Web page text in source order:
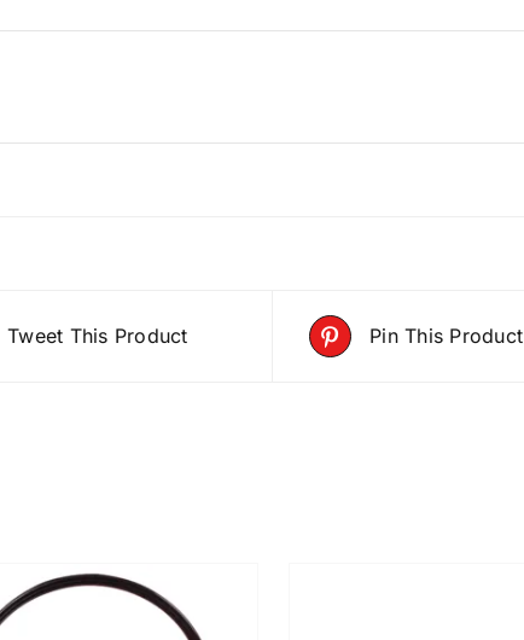
Tweet This Product Pin This Product